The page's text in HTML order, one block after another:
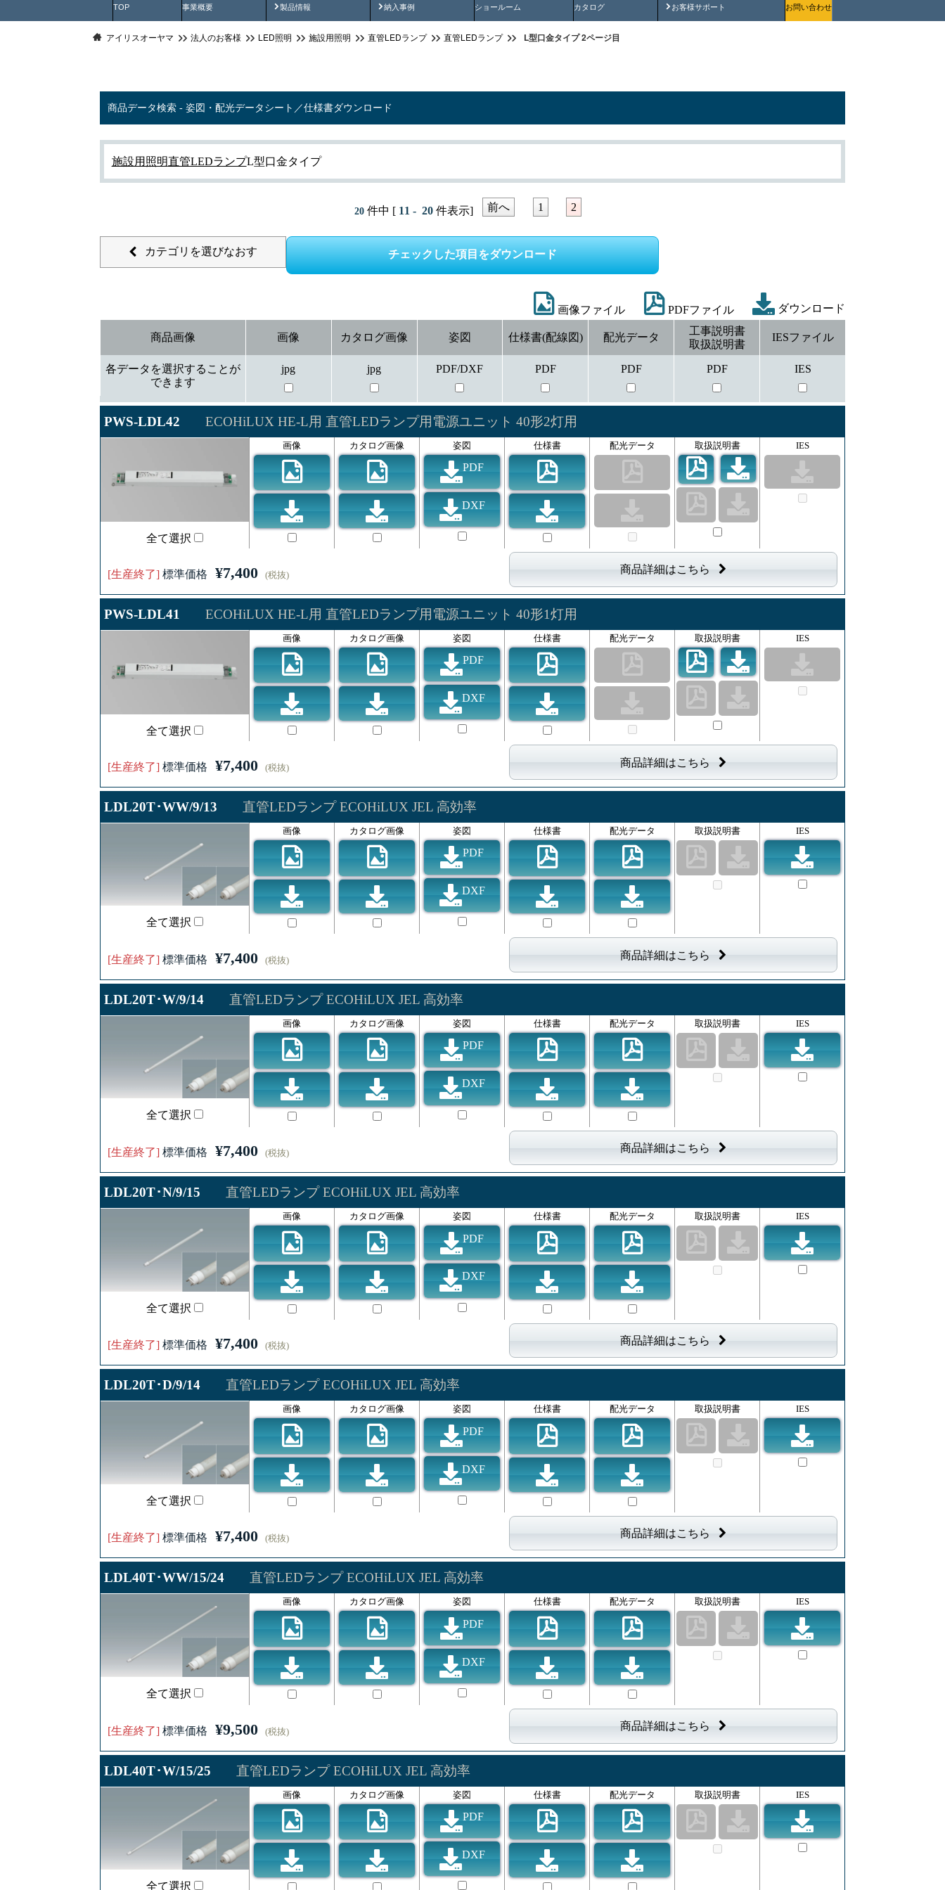
TOP 事業概要 製品情報
製品動画 納入事例
納入事例動画 ショールーム カタログ お客様サポート
安全にご使用いただくためにお問い合わせ
アイリスオーヤマ 法人のお客様 LED照明 施設用照明 直管LEDランプ 直管LEDランプ L型口金タイプ 2ページ目
商品データ検索 - 姿図・配光データシート／仕様書ダウンロード
施設用照明直管LEDランプL型口金タイプ
20件中 [ 11 - 20件表示] 前へ 1 2
カテゴリを選びなおす
画像ファイル PDFファイル ダウンロード
商品画像
各データを選択することが
できます
画像
jpg
カタログ画像
jpg
姿図
PDF/DXF
仕様書(配線図)
PDF
配光データ
PDF
工事説明書
取扱説明書
PDF
IESファイル
IES
PWS-LDL42 ECOHiLUX HE-L用 直管LEDランプ用電源ユニット 40形2灯用
全て選択
画像 カタログ画像 姿図
PDF
DXF
仕様書 配光データ 取扱説明書 IES
[生産終了] 標準価格 ¥7,400 (税抜) 商品詳細はこちら
PWS-LDL41 ECOHiLUX HE-L用 直管LEDランプ用電源ユニット 40形1灯用
全て選択
画像 カタログ画像 姿図
PDF
DXF
仕様書 配光データ 取扱説明書 IES
[生産終了] 標準価格 ¥7,400 (税抜) 商品詳細はこちら
LDL20T･WW/9/13 直管LEDランプ ECOHiLUX JEL 高効率
全て選択
画像 カタログ画像 姿図
PDF
DXF
仕様書 配光データ 取扱説明書 IES
[生産終了] 標準価格 ¥7,400 (税抜) 商品詳細はこちら
LDL20T･W/9/14 直管LEDランプ ECOHiLUX JEL 高効率
全て選択
画像 カタログ画像 姿図
PDF
DXF
仕様書 配光データ 取扱説明書 IES
[生産終了] 標準価格 ¥7,400 (税抜) 商品詳細はこちら
LDL20T･N/9/15 直管LEDランプ ECOHiLUX JEL 高効率
全て選択
画像 カタログ画像 姿図
PDF
DXF
仕様書 配光データ 取扱説明書 IES
[生産終了] 標準価格 ¥7,400 (税抜) 商品詳細はこちら
LDL20T･D/9/14 直管LEDランプ ECOHiLUX JEL 高効率
全て選択
画像 カタログ画像 姿図
PDF
DXF
仕様書 配光データ 取扱説明書 IES
[生産終了] 標準価格 ¥7,400 (税抜) 商品詳細はこちら
LDL40T･WW/15/24 直管LEDランプ ECOHiLUX JEL 高効率
全て選択
画像 カタログ画像 姿図
PDF
DXF
仕様書 配光データ 取扱説明書 IES
[生産終了] 標準価格 ¥9,500 (税抜) 商品詳細はこちら
LDL40T･W/15/25 直管LEDランプ ECOHiLUX JEL 高効率
全て選択
画像 カタログ画像 姿図
PDF
DXF
仕様書 配光データ 取扱説明書 IES